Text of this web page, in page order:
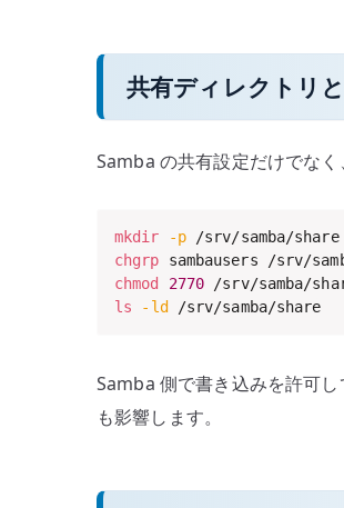
共有ディレクトリ
Samba の共有設定だけでな
mkdir -p
/srv/samba/share
chgrp
chmod
2770
ls
-ld /srv/samba/share
Samba 側で書き込みを許可
も影響します。